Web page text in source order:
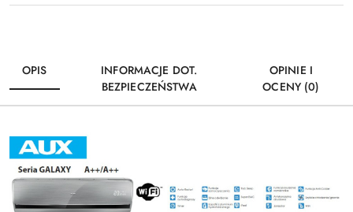
OPIS
INFORMACJE DOT.
BEZPIECZEŃSTWA
OPINIE I
OCENY (0)